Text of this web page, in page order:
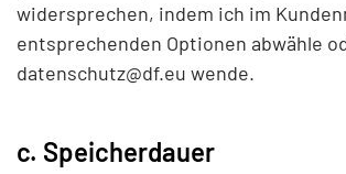
widersprechen, indem ich im
entsprechenden Optionen abwähle
datenschutz@df.eu wende.
c. Speicherdauer